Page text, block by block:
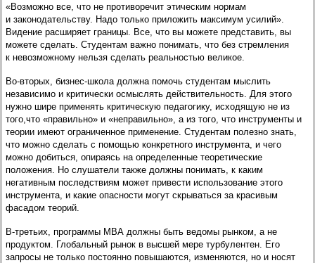
«Возможно все, что не противоречит этическим нормам
и законодательству. Надо только приложить максимум усилий».
Видение расширяет границы. Все, что вы можете представить, вы
можете сделать. Студентам важно понимать, что без стремления
к невозможному нельзя сделать реальностью великое.
Во-вторых, бизнес-школа должна помочь студентам мыслить
независимо и критически осмыслять действительность. Для этого
нужно шире применять критическую педагогику, исходящую не из
того,что «правильно» и «неправильно», а из того, что инструменты и
теории имеют ограниченное применение. Студентам полезно знать,
что можно сделать с помощью конкретного инструмента, и чего
можно добиться, опираясь на определенные теоретические
положения. Но слушатели также должны понимать, к каким
негативным последствиям может привести использование этого
инструмента, и какие опасности могут скрываться за красивым
фасадом теорий.
В-третьих, программы МВА должны быть ведомы рынком, а не
продуктом. Глобальный рынок в высшей мере турбулентен. Его
запросы не только постоянно повышаются, изменяются, но и носят